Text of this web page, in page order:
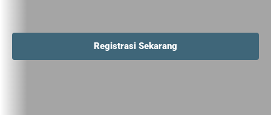
Registrasi Sekarang